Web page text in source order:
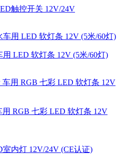
触控开关 12V/24V
用 LED 软灯条 12V (5米/60灯)
用 RGB 七彩 LED 软灯条 12V